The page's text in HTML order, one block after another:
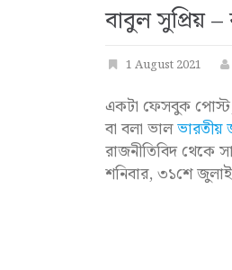
বাবুল সুপ্রিয়
1 August 2021
একটা ফেসবুক পোস্ট,
বা বলা ভালভারতীয়
রাজনীতিবিদ থেকে
শনিবার, ৩১শে